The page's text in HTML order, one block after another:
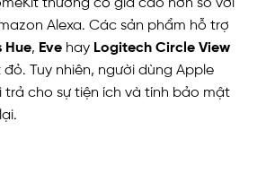
thường có giá cao hơn so với
Alexa. Các sản phẩm hỗ trợ
Hue, Eve hay Logitech Circle View
Tuy nhiên, người dùng Apple
trả cho sự tiện ích và tính bảo mật